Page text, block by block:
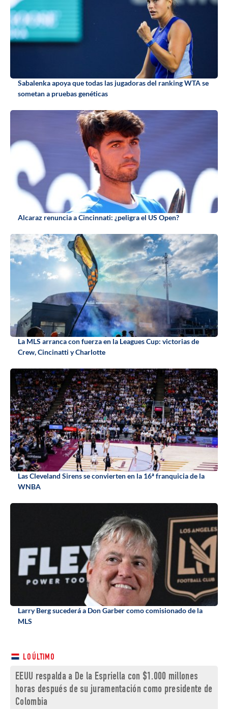
Sabalenka apoya que todas las jugadoras del ranking WTA se
sometan a pruebas genéticas
Alcaraz renuncia a Cincinnati: ¿peligra el US Open?
La MLS arranca con fuerza en la Leagues Cup: victorias de
Crew, Cincinatti y Charlotte
Las Cleveland Sirens se convierten en la 16ª franquicia de la
WNBA
Larry Berg sucederá a Don Garber como comisionado de la
MLS
LO ÚLTIMO
EEUU respalda a De la Espriella con $1.000 millones
horas después de su juramentación como presidente de
Colombia